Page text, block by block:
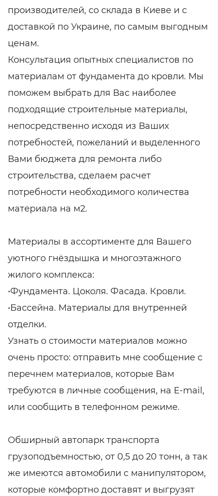
производителей, со склада в Киеве и с
доставкой по Украине, по самым выгодным
ценам.
Консультация опытных специалистов по
материалам от фундамента до кровли. Мы
поможем выбрать для Вас наиболее
подходящие строительные материалы,
непосредственно исходя из Ваших
потребностей, пожеланий и выделенного
Вами бюджета для ремонта либо
строительства, сделаем расчет
потребности необходимого количества
материала на м2.
Материалы в ассортименте для Вашего
уютного гнёздышка и многоэтажного
жилого комплекса:
•Фундамента. Цоколя. Фасада. Кровли.
•Бассейна. Материалы для внутренней
отделки.
Узнать о стоимости материалов можно
очень просто: отправить мне сообщение с
перечнем материалов, которые Вам
требуются в личные сообщения, на Е-mail,
или сообщить в телефонном режиме.
Обширный автопарк транспорта
грузоподъемностью, от 0,5 до 20 тонн, а так
же имеются автомобили с манипулятором,
которые комфортно доставят и выгрузят